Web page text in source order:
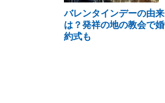
バレンタインデーの由来
は？発祥の地の教会で婚
約式も